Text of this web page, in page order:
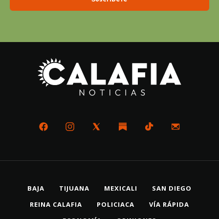
BAJA TIJUANA MEXICALI
SAN DIEGO
REINA CALAFIA
POLICIACA
VÍA RÁPIDA